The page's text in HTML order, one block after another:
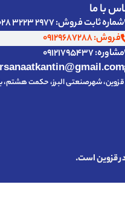
با ما
شماره ثابت فروش: 2977 3223 028
فروش: ۰۹۱۲۹۶۸۷۲۸۸
مشاوره: ۰۹۱۲۱۷۹۵۴۳۷
قزوین، شهرصنعتی البرز، حکمت هشتم،
قزوین است.